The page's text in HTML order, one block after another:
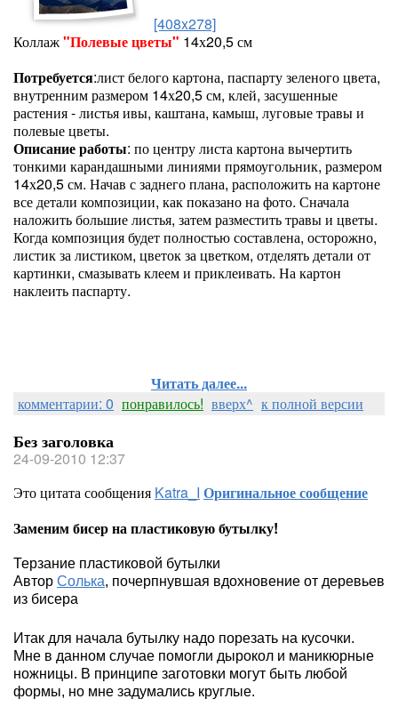
[408x278]
Коллаж"Полевые цветы" 14х20,5 см
Потребуется:лист белого картона, паспарту зеленого цвета,
внутренним размером 14х20,5 см, клей, засушенные
растения - листья ивы, каштана, камыш, луговые травы и
полевые цветы.
Описание работы: по центру листа картона вычертить
тонкими карандашными линиями прямоугольник, размером
14х20,5 см. Начав с заднего плана, расположить на картоне
все детали композиции, как показано на фото. Сначала
наложить большие листья, затем разместить травы и цветы.
Когда композиция будет полностью составлена, осторожно,
листик за листиком, цветок за цветком, отделять детали от
картинки, смазывать клеем и приклеивать. На картон
наклеить паспарту.
Читать далее...
комментарии: 0 понравилось! вверх^ к полной версии
Без заголовка
24-09-2010 12:37
Это цитата сообщения Katra_I Оригинальное сообщение
Заменим бисер на пластиковую бутылку!
Терзание пластиковой бутылки
Автор Солька, почерпнувшая вдохновение от деревьев
из бисера
Итак для начала бутылку надо порезать на кусочки.
Мне в данном случае помогли дырокол и маникюрные
ножницы. В принципе заготовки могут быть любой
формы, но мне задумались круглые.